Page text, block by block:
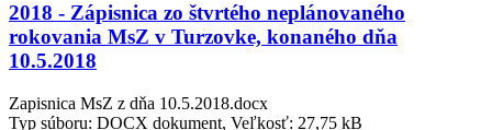
2018 - Zápisnica zo štvrtého neplánovaného
rokovania MsZ v Turzovke, konaného dňa
10.5.2018
Zapisnica MsZ z dňa 10.5.2018.docx
Typ súboru: DOCX dokument, Veľkosť: 27,75 kB